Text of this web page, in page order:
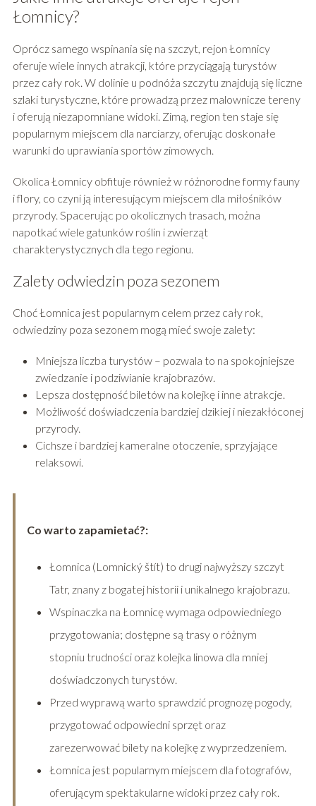
Łomnicy?
Oprócz samego wspinania się na szczyt, rejon Łomnicy
oferuje wiele innych atrakcji, które przyciągają turystów
przez cały rok. W dolinie u podnóża szczytu znajdują się liczne
szlaki turystyczne, które prowadzą przez malownicze tereny
i oferują niezapomniane widoki. Zimą, region ten staje się
popularnym miejscem dla narciarzy, oferując doskonałe
warunki do uprawiania sportów zimowych.
Okolica Łomnicy obfituje również w różnorodne formy fauny
i flory, co czyni ją interesującym miejscem dla miłośników
przyrody. Spacerując po okolicznych trasach, można
napotkać wiele gatunków roślin i zwierząt
charakterystycznych dla tego regionu.
Zalety odwiedzin poza sezonem
Choć Łomnica jest popularnym celem przez cały rok,
odwiedziny poza sezonem mogą mieć swoje zalety:
Mniejsza liczba turystów – pozwala to na spokojniejsze
zwiedzanie i podziwianie krajobrazów.
Lepsza dostępność biletów na kolejkę i inne atrakcje.
Możliwość doświadczenia bardziej dzikiej i niezakłóconej
przyrody.
Cichsze i bardziej kameralne otoczenie, sprzyjające
relaksowi.
Co warto zapamietać?:
Łomnica (Lomnický štít) to drugi najwyższy szczyt
Tatr, znany z bogatej historii i unikalnego krajobrazu.
Wspinaczka na Łomnicę wymaga odpowiedniego
przygotowania; dostępne są trasy o różnym
stopniu trudności oraz kolejka linowa dla mniej
doświadczonych turystów.
Przed wyprawą warto sprawdzić prognozę pogody,
przygotować odpowiedni sprzęt oraz
zarezerwować bilety na kolejkę z wyprzedzeniem.
Łomnica jest popularnym miejscem dla fotografów,
oferującym spektakularne widoki przez cały rok.